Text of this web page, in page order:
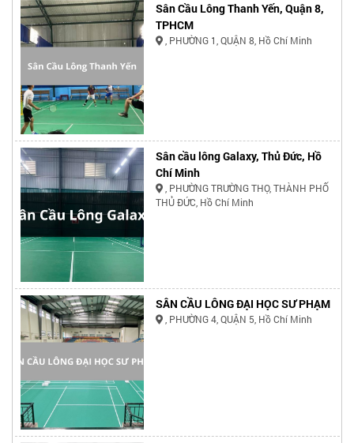
Sân Cầu Lông Thanh Yến, Quận 8,
TPHCM
, PHƯỜNG 1, QUẬN 8, Hồ Chí Minh
Sân cầu lông Galaxy, Thủ Đức, Hồ
Chí Minh
, PHƯỜNG TRƯỜNG THỌ, THÀNH PHỐ
THỦ ĐỨC, Hồ Chí Minh
SÂN CẦU LÔNG ĐẠI HỌC SƯ PHẠM
, PHƯỜNG 4, QUẬN 5, Hồ Chí Minh